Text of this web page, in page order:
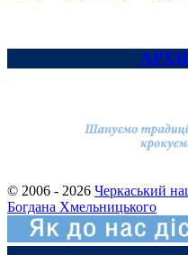
© 2006 - 2026 Черкаський
Богдана Хмельницького